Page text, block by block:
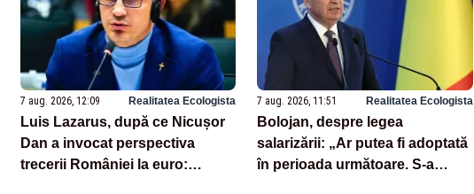
7 aug. 2026, 12:09 Realitatea Ecologista
Luis Lazarus, după ce Nicușor
Dan a invocat perspectiva
trecerii României la euro:
7 aug. 2026, 11:51 Realitatea Ecologista
Bolojan, despre legea
salarizării: „Ar putea fi adoptată
în perioada următoare. S-a